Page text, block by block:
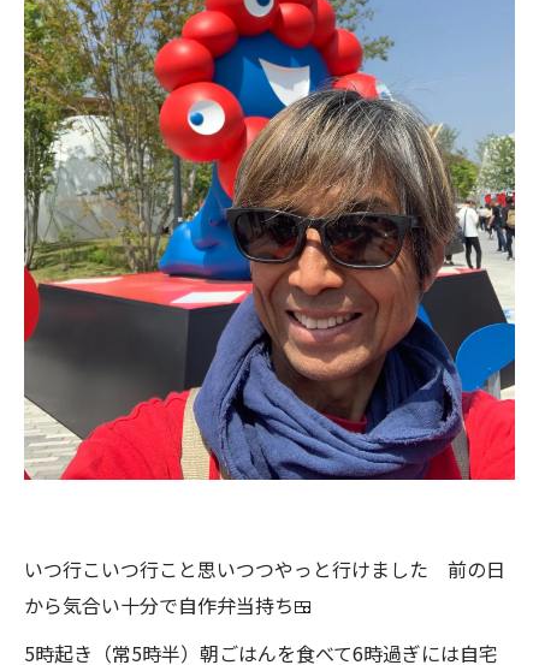
いつ行こいつ行こと思いつつやっと行けました 前の日
から気合い十分で自作弁当持ち🍱
5時起き（常5時半）朝ごはんを食べて6時過ぎには自宅